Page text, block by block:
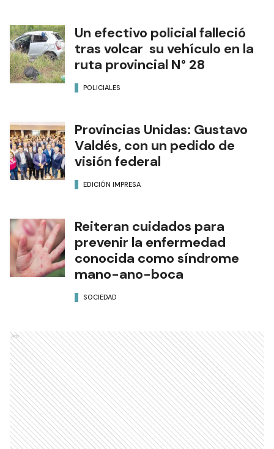
Un efectivo policial falleció
tras volcar su vehículo en la
ruta provincial N° 28
POLICIALES
Provincias Unidas: Gustavo
Valdés, con un pedido de
visión federal
EDICIÓN IMPRESA
Reiteran cuidados para
prevenir la enfermedad
conocida como síndrome
mano-ano-boca
SOCIEDAD
Ads